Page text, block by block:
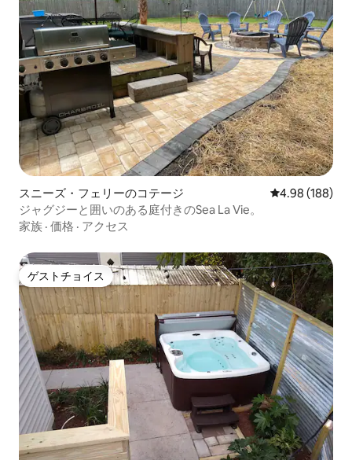
スニーズ・フェリーのコテージ レビュー188
4.98 (188)
ジャグジーと囲いのある庭付きのSea La Vie。
家族 · 価格 · アクセス
ゲストチョイス
ゲストチョイス